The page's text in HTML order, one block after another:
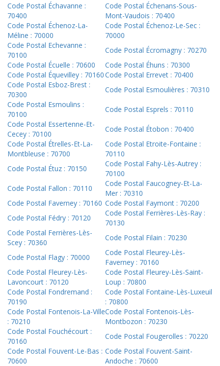
Code Postal Échavanne :
70400
Code Postal Échenans-Sous-
Mont-Vaudois : 70400
Code Postal Échenoz-La-
Méline : 70000
Code Postal Échenoz-Le-Sec :
70000
Code Postal Echevanne :
70100
Code Postal Écromagny : 70270
Code Postal Écuelle : 70600
Code Postal Éhuns : 70300
Code Postal Équevilley : 70160Code Postal Errevet : 70400
Code Postal Esboz-Brest :
70300
Code Postal Esmoulières : 70310
Code Postal Esmoulins :
70100
Code Postal Esprels : 70110
Code Postal Essertenne-Et-
Cecey : 70100
Code Postal Étobon : 70400
Code Postal Étrelles-Et-La-
Montbleuse : 70700
Code Postal Etroite-Fontaine :
70110
Code Postal Étuz : 70150
Code Postal Fahy-Lès-Autrey :
70100
Code Postal Fallon : 70110
Code Postal Faucogney-Et-La-
Mer : 70310
Code Postal Faverney : 70160 Code Postal Faymont : 70200
Code Postal Fédry : 70120
Code Postal Ferrières-Lès-Ray :
70130
Code Postal Ferrières-Lès-
Scey : 70360
Code Postal Filain : 70230
Code Postal Flagy : 70000
Code Postal Fleurey-Lès-
Faverney : 70160
Code Postal Fleurey-Lès-
Lavoncourt : 70120
Code Postal Fleurey-Lès-Saint-
Loup : 70800
Code Postal Fondremand :
70190
Code Postal Fontaine-Lès-Luxeuil
: 70800
Code Postal Fontenois-La-Ville
: 70210
Code Postal Fontenois-Lès-
Montbozon : 70230
Code Postal Fouchécourt :
70160
Code Postal Fougerolles : 70220
Code Postal Fouvent-Le-Bas :
70600
Code Postal Fouvent-Saint-
Andoche : 70600